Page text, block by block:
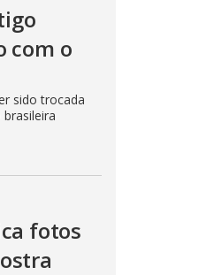
com o
sido trocada
fotos